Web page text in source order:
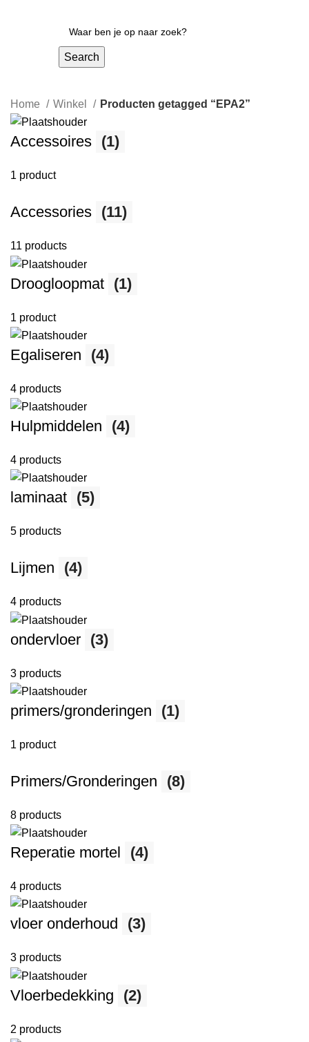
Search
Home Winkel Producten getagged “EPA2”
Accessoires (1)
1 product
Accessories (11)
11 products
Droogloopmat (1)
1 product
Egaliseren (4)
4 products
Hulpmiddelen (4)
4 products
laminaat (5)
5 products
Lijmen (4)
4 products
ondervloer (3)
3 products
primers/gronderingen (1)
1 product
Primers/Gronderingen (8)
8 products
Reperatie mortel (4)
4 products
vloer onderhoud (3)
3 products
Vloerbedekking (2)
2 products